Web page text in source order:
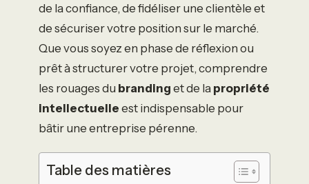
de la confiance, de fidéliser une clientèle et
de sécuriser votre position sur le marché.
Que vous soyez en phase de réflexion ou
prêt à structurer votre projet, comprendre
les rouages du branding et de la propriété
intellectuelle est indispensable pour
bâtir une entreprise pérenne.
Table des matières